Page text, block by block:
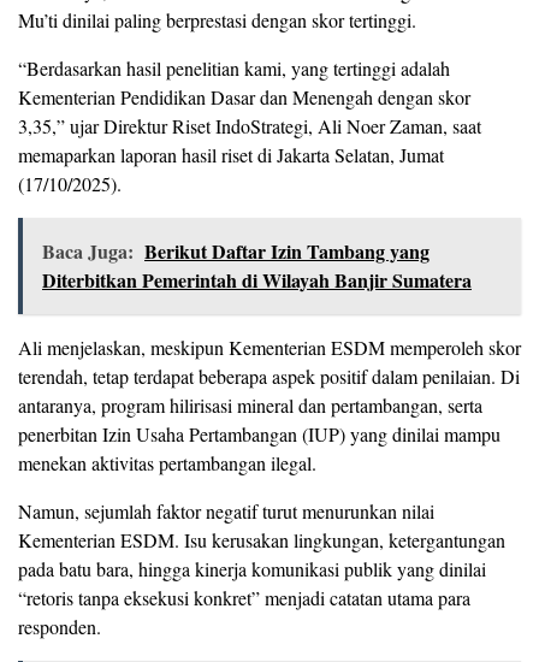
Mu’ti dinilai paling berprestasi dengan skor tertinggi.
“Berdasarkan hasil penelitian kami, yang tertinggi adalah
Kementerian Pendidikan Dasar dan Menengah dengan skor
3,35,” ujar Direktur Riset IndoStrategi, Ali Noer Zaman, saat
memaparkan laporan hasil riset di Jakarta Selatan, Jumat
(17/10/2025).
Baca Juga: Berikut Daftar Izin Tambang yang
Diterbitkan Pemerintah di Wilayah Banjir Sumatera
Ali menjelaskan, meskipun Kementerian ESDM memperoleh skor
terendah, tetap terdapat beberapa aspek positif dalam penilaian. Di
antaranya, program hilirisasi mineral dan pertambangan, serta
penerbitan Izin Usaha Pertambangan (IUP) yang dinilai mampu
menekan aktivitas pertambangan ilegal.
Namun, sejumlah faktor negatif turut menurunkan nilai
Kementerian ESDM. Isu kerusakan lingkungan, ketergantungan
pada batu bara, hingga kinerja komunikasi publik yang dinilai
“retoris tanpa eksekusi konkret” menjadi catatan utama para
responden.